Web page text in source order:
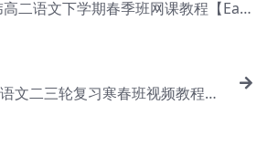
二语文下学期春季班网课教程【Ea-0
文二三轮复习寒春班视频教程